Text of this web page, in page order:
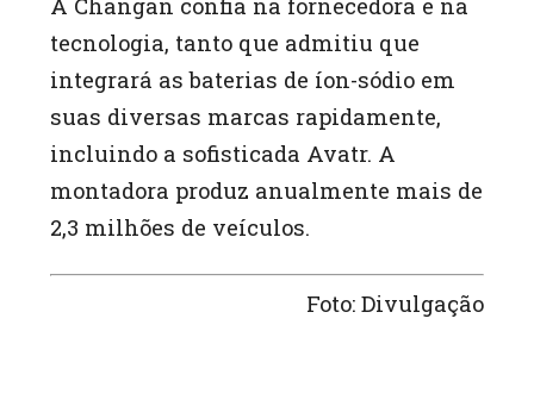
A Changan confia na fornecedora e na
tecnologia, tanto que admitiu que
integrará as baterias de íon-sódio em
suas diversas marcas rapidamente,
incluindo a sofisticada Avatr. A
montadora produz anualmente mais de
2,3 milhões de veículos.
Foto: Divulgação